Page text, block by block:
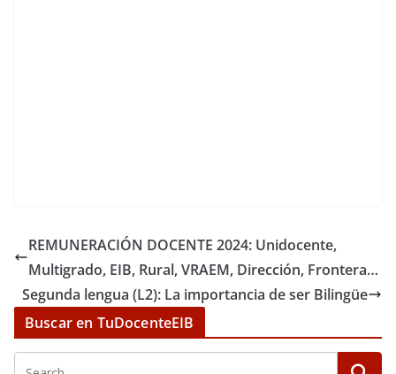
REMUNERACIÓN DOCENTE 2024: Unidocente,
Multigrado, EIB, Rural, VRAEM, Dirección, Frontera…
Segunda lengua (L2): La importancia de ser Bilingüe
Buscar en TuDocenteEIB